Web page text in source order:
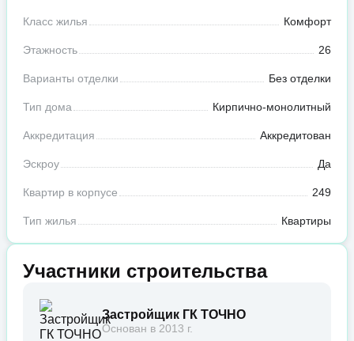
Класс жилья Комфорт
Этажность 26
Варианты отделки Без отделки
Тип дома Кирпично-монолитный
Аккредитация Аккредитован
Эскроу Да
Квартир в корпусе 249
Тип жилья Квартиры
Участники строительства
Застройщик ГК ТОЧНО
Основан в 2013 г.